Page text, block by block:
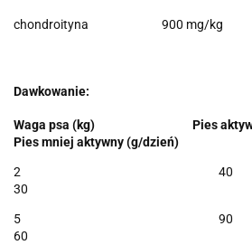
chondroityna 900 mg/kg
Dawkowanie:
Waga psa (kg) Pies
Pies mniej aktywny (g/dzień)
2
30
5
60